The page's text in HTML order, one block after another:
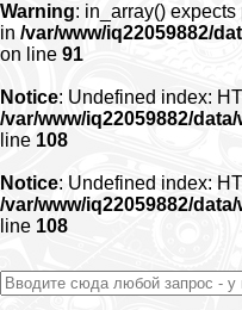
Warning: in_array()
in /var/www/iq22059882/
on line 91
Notice: Undefined index:
/var/www/iq22059882/
line 108
Notice: Undefined index:
/var/www/iq22059882/
line 108